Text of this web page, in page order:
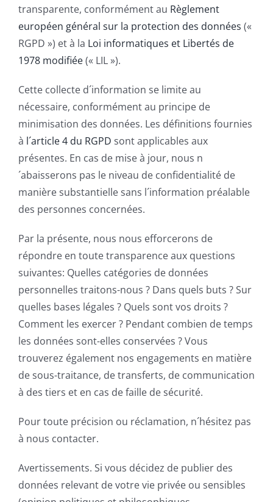
transparente, conformément au Règlement
européen général sur la protection des données («
RGPD ») et à la Loi informatiques et Libertés de
1978 modifiée(« LIL »).
Cette collecte d´information se limite au
nécessaire, conformément au principe de
minimisation des données. Les définitions fournies
à l´article 4 du RGPD sont applicables aux
présentes. En cas de mise à jour, nous n
´abaisserons pas le niveau de confidentialité de
manière substantielle sans l´information préalable
des personnes concernées.
Par la présente, nous nous efforcerons de
répondre en toute transparence aux questions
suivantes: Quelles catégories de données
personnelles traitons-nous ? Dans quels buts ? Sur
quelles bases légales ? Quels sont vos droits ?
Comment les exercer ? Pendant combien de temps
les données sont-elles conservées ? Vous
trouverez également nos engagements en matière
de sous-traitance, de transferts, de communication
à des tiers et en cas de faille de sécurité.
Pour toute précision ou réclamation, n´hésitez pas
à nous contacter.
Avertissements. Si vous décidez de publier des
données relevant de votre vie privée ou sensibles